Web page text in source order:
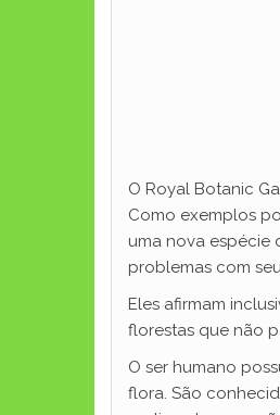
O Royal Botanic
Como exemplos
uma nova espécie
problemas com
Eles afirmam
florestas que não
O ser humano
flora. São